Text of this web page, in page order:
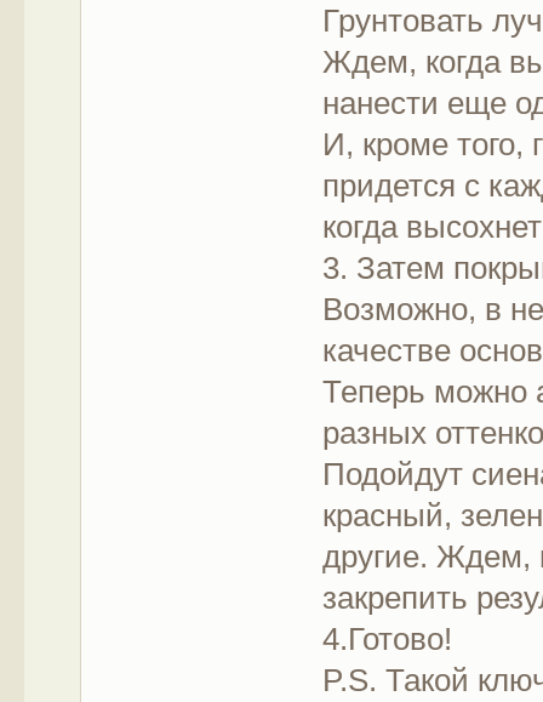
Грунтовать
Ждем, когда
нанести еще
И, кроме того,
придется с
когда
3. Затем
Возможно, в
качестве
Теперь можно
разных
Подойдут
красный,
другие. Ждем,
закрепить
4.Готово!
P.S. Такой